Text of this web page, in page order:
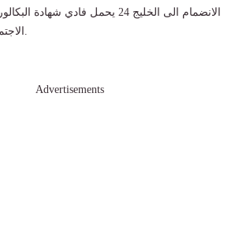
الانضمام الى الخليج 24 يحمل فادي
Advertisements